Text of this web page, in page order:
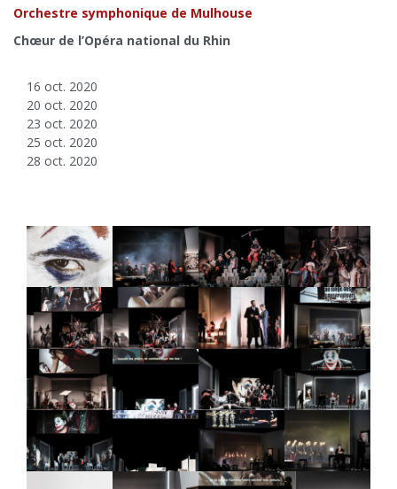
Orchestre symphonique de Mulhouse
Chœur de l’Opéra national du Rhin
16 oct. 2020
20 oct. 2020
23 oct. 2020
25 oct. 2020
28 oct. 2020